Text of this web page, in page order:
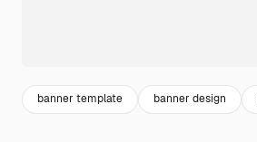
banner template banner design